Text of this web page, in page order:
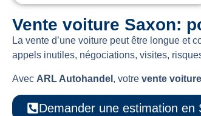
Vente voiture Saxon:
La vente d’une voiture peut être longue et
appels inutiles, négociations, visites,
Avec ARL Autohandel , votre vente
Demander une estimation en